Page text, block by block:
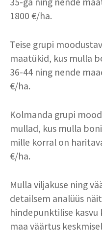
1800 €/ha.
Teise grupi
maatükid, kus mulla
36-44 ning nende
€/ha.
Kolmanda grupi
mullad, kus mulla
mille korral on
€/ha.
Mulla viljakuse ning
detailsem analüüs
hindepunktilise
maa väärtus